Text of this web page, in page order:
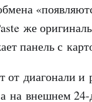
же
панель с
от диагонали
а на внешнем